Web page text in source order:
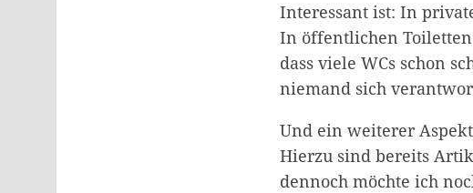
Interessant ist: In
In öffentlichen Toiletten
dass viele WCs schon
niemand sich
Und ein weiterer
Hierzu sind bereits
dennoch möchte ich